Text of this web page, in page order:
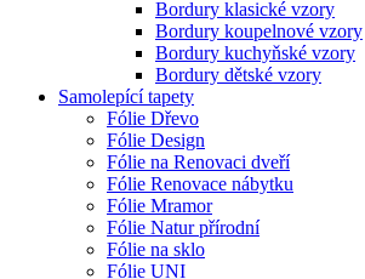
Bordury klasické vzory
Bordury koupelnové vzory
Bordury kuchyňské vzory
Bordury dětské vzory
Samolepící tapety
Fólie Dřevo
Fólie Design
Fólie na Renovaci dveří
Fólie Renovace nábytku
Fólie Mramor
Fólie Natur přírodní
Fólie na sklo
Fólie UNI